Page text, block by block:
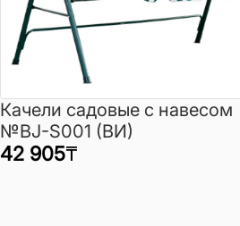
Качели садовые с навесом
№BJ-S001 (ВИ)
42 905₸